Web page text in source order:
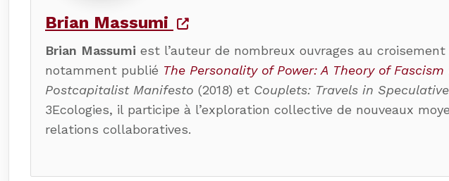
Brian Massumi
Brian Massumi est l’auteur de nombreux ouvrages au
notamment publié The Personality of Power: A Theory of
Postcapitalist Manifesto (2018) et Couplets: Travels in
3Ecologies, il participe à l’exploration collective de nouveaux
relations collaboratives.